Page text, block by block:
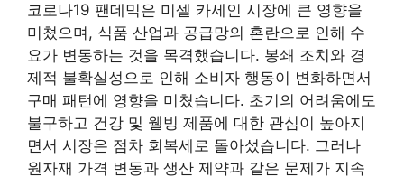
코로나19 팬데믹은 미셀 카세인 시장에 큰 영향을
미쳤으며, 식품 산업과 공급망의 혼란으로 인해 수
요가 변동하는 것을 목격했습니다. 봉쇄 조치와 경
제적 불확실성으로 인해 소비자 행동이 변화하면서
구매 패턴에 영향을 미쳤습니다. 초기의 어려움에도
불구하고 건강 및 웰빙 제품에 대한 관심이 높아지
면서 시장은 점차 회복세로 돌아섰습니다. 그러나
원자재 가격 변동과 생산 제약과 같은 문제가 지속